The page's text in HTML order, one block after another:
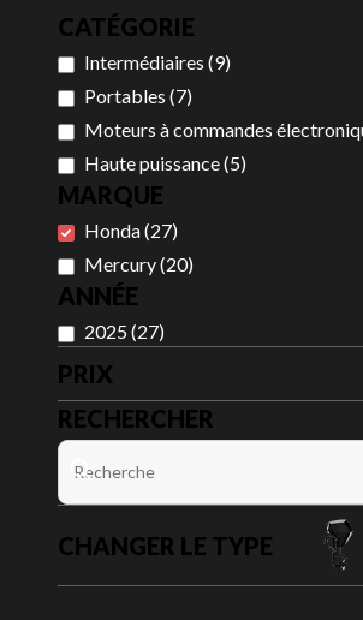
CATÉGORIE
Intermédiaires (9)
Portables (7)
Moteurs à commandes
Haute puissance(5)
MARQUE
Honda(27)
Mercury(20)
ANNÉE
2025 (27)
PRIX
RECHERCHER
CHANGER LE TYPE